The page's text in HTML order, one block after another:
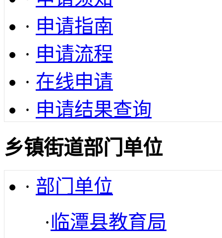
· 申请指南
· 申请流程
· 在线申请
· 申请结果查询
乡镇街道部门单位
· 部门单位
·临潭县教育局